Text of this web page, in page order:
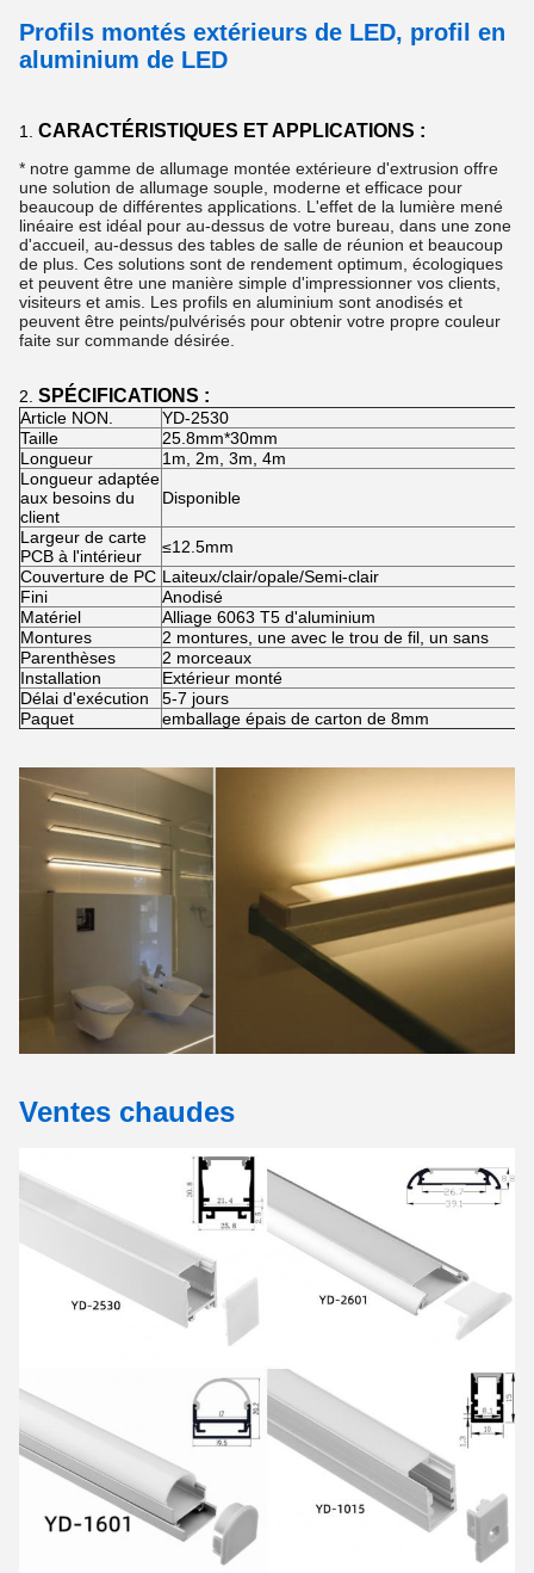
Profils montés extérieurs de LED, profil en
aluminium de LED
1. CARACTÉRISTIQUES ET APPLICATIONS :
* notre gamme de allumage montée extérieure d'extrusion offre
une solution de allumage souple, moderne et efficace pour
beaucoup de différentes applications. L'effet de la lumière mené
linéaire est idéal pour au-dessus de votre bureau, dans une zone
d'accueil, au-dessus des tables de salle de réunion et beaucoup
de plus. Ces solutions sont de rendement optimum, écologiques
et peuvent être une manière simple d'impressionner vos clients,
visiteurs et amis. Les profils en aluminium sont anodisés et
peuvent être peints/pulvérisés pour obtenir votre propre couleur
faite sur commande désirée.
2. SPÉCIFICATIONS :
Article NON.
YD-2530
Taille
25.8mm*30mm
Longueur
1m, 2m, 3m, 4m
Longueur adaptée
aux besoins du
client
Disponible
Largeur de carte
PCB à l'intérieur
≤12.5mm
Couverture de PC Laiteux/clair/opale/Semi-clair
Fini
Anodisé
Matériel
Alliage 6063 T5 d'aluminium
Montures
2 montures, une avec le trou de fil, un sans
Parenthèses
2 morceaux
Installation
Extérieur monté
Délai d'exécution
5-7 jours
Paquet
emballage épais de carton de 8mm
Ventes chaudes